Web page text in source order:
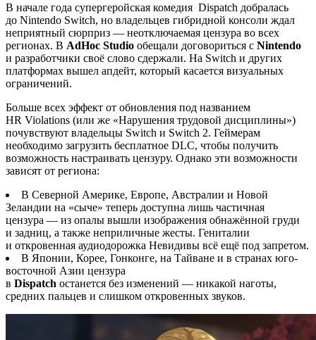
В начале года супергеройская комедия Dispatch добралась
до Nintendo Switch, но владельцев гибридной консоли ждал
неприятный сюрприз — неотключаемая цензура во всех
регионах. В AdHoc Studio обещали договориться с Nintendo
и разработчики своё слово сдержали. На Switch и других
платформах вышел апдейт, который касается визуальных
ограничений.
Больше всех эффект от обновления под названием
HR Violations (или же «Нарушения трудовой дисциплины»)
почувствуют владельцы Switch и Switch 2. Геймерам
необходимо загрузить бесплатное DLC, чтобы получить
возможность настраивать цензуру. Однако эти возможности
зависят от региона:
В Северной Америке, Европе, Австралии и Новой
Зеландии на «сыче» теперь доступна лишь частичная
цензура — из опалы вышли изображения обнажённой груди
и задниц, а также неприличные жесты. Гениталии
и откровенная аудиодорожка Невидивы всё ещё под запретом.
В Японии, Корее, Гонконге, на Тайване и в странах юго-
восточной Азии цензура
в Dispatch останется без изменений — никакой наготы,
средних пальцев и слишком откровенных звуков.